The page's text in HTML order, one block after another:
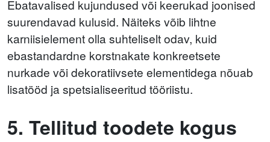
Ebatavalised kujundused või keerukad joonised
suurendavad kulusid. Näiteks võib lihtne
karniisielement olla suhteliselt odav, kuid
ebastandardne korstnakate konkreetsete
nurkade või dekoratiivsete elementidega nõuab
lisatööd ja spetsialiseeritud tööriistu.
5. Tellitud toodete kogus